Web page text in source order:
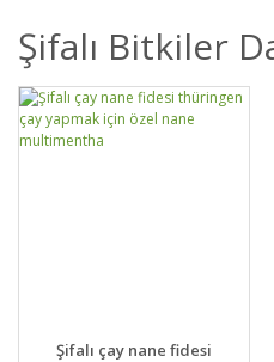
Şifalı Bitkiler
DETAYLAR SEPETE EKLE
Şifalı çay nane fidesi